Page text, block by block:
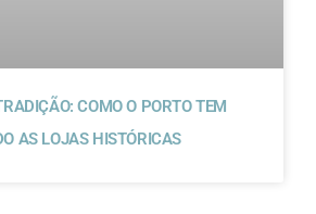
COMO O PORTO TEM
AS LOJAS HISTÓRICAS